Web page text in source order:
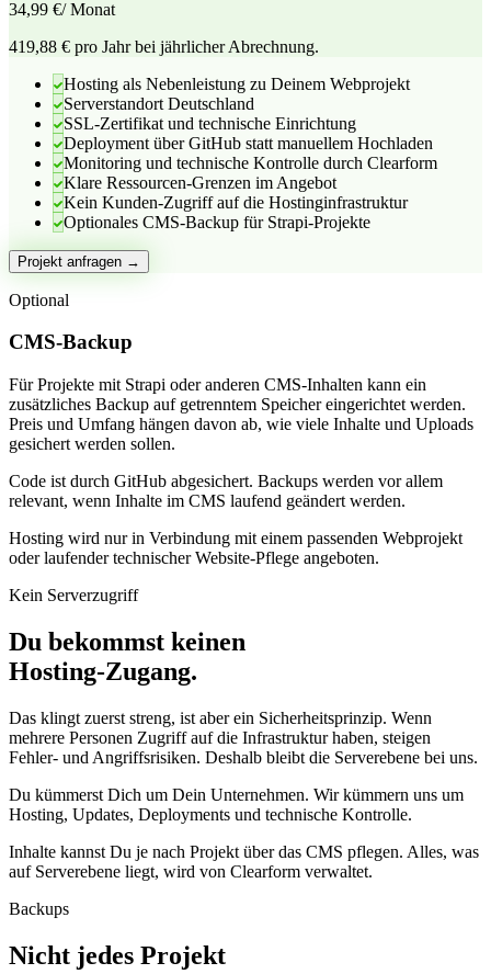
34,99 €/ Monat
419,88 € pro Jahr bei jährlicher Abrechnung.
Hosting als Nebenleistung zu Deinem Webprojekt
Serverstandort Deutschland
SSL-Zertifikat und technische Einrichtung
Deployment über GitHub statt manuellem Hochladen
Monitoring und technische Kontrolle durch Clearform
Klare Ressourcen-Grenzen im Angebot
Kein Kunden-Zugriff auf die Hostinginfrastruktur
Optionales CMS-Backup für Strapi-Projekte
Projekt anfragen →
Optional
CMS-Backup
Für Projekte mit Strapi oder anderen CMS-Inhalten kann ein
zusätzliches Backup auf getrenntem Speicher eingerichtet werden.
Preis und Umfang hängen davon ab, wie viele Inhalte und Uploads
gesichert werden sollen.
Code ist durch GitHub abgesichert. Backups werden vor allem
relevant, wenn Inhalte im CMS laufend geändert werden.
Hosting wird nur in Verbindung mit einem passenden Webprojekt
oder laufender technischer Website-Pflege angeboten.
Kein Serverzugriff
Du bekommst keinen
Hosting-Zugang.
Das klingt zuerst streng, ist aber ein Sicherheitsprinzip. Wenn
mehrere Personen Zugriff auf die Infrastruktur haben, steigen
Fehler- und Angriffsrisiken. Deshalb bleibt die Serverebene bei uns.
Du kümmerst Dich um Dein Unternehmen. Wir kümmern uns um
Hosting, Updates, Deployments und technische Kontrolle.
Inhalte kannst Du je nach Projekt über das CMS pflegen. Alles, was
auf Serverebene liegt, wird von Clearform verwaltet.
Backups
Nicht jedes Projekt